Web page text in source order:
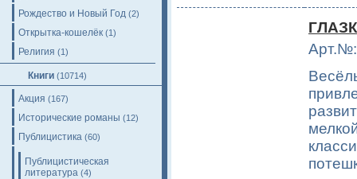
Рождество и Новый Год (2)
Открытка-кошелёк (1)
Религия (1)
Книги (10714)
Акция (167)
Исторические романы (12)
Публицистика (60)
Публицистическая
литература (4)